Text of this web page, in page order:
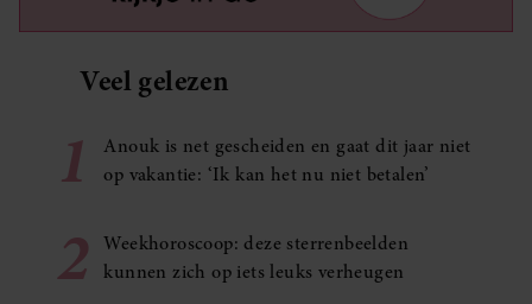
Veel gelezen
1
Anouk is net gescheiden en gaat dit jaar niet
op vakantie: ‘Ik kan het nu niet betalen’
2
Weekhoroscoop: deze sterrenbeelden
kunnen zich op iets leuks verheugen